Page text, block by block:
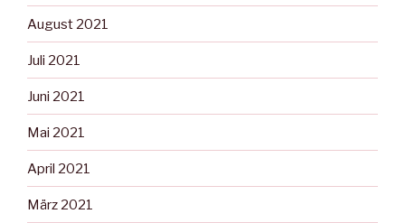
August 2021
Juli 2021
Juni 2021
Mai 2021
April 2021
März 2021